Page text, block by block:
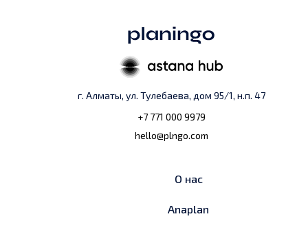
г. Алматы, ул. Тулебаева, дом 95/1, н.п. 47
+7 771 000 9979
hello@plngo.com
О нас
Anaplan